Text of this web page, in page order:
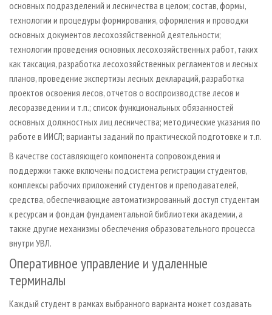
основных подразделений и лесничества в целом; состав, формы,
технологии и процедуры формирования, оформления и проводки
основных документов лесохозяйственной деятельности;
технологии проведения основных лесохозяйственных работ, таких
как таксация, разработка лесохозяйственных регламентов и лесных
планов, проведение экспертизы лесных деклараций, разработка
проектов освоения лесов, отчетов о воспроизводстве лесов и
лесоразведении и т. п.; список функциональных обязанностей
основных должностных лиц лесничества; методические указания по
работе в ИИСЛ; варианты заданий по практической подготовке и т. п.
В качестве составляющего компонента сопровождения и
поддержки также включены подсистема регистрации студентов,
комплексы рабочих приложений студентов и преподавателей,
средства, обеспечивающие автоматизированный доступ студентам
к ресурсам и фондам фундаментальной библиотеки академии, а
также другие механизмы обеспечения образовательного процесса
внутри УВЛ.
Оперативное управление и удаленные
терминалы
Каждый студент в рамках выбранного варианта может создавать